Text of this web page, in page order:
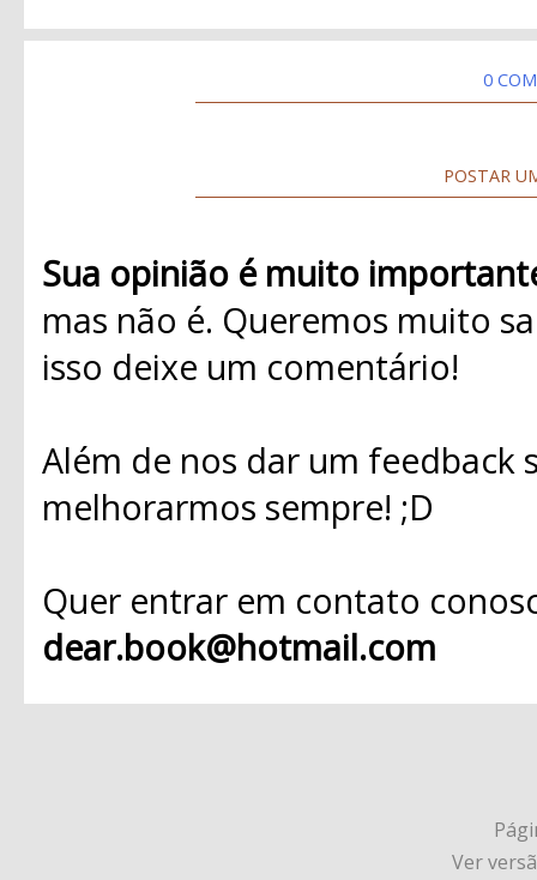
0
POSTAR
Sua opinião é muito
mas não é. Queremos muito
isso deixe um comentário!
Além de nos dar um
melhorarmos sempre! ;D
Quer entrar em contato
dear.book@hotmail.com
Ver